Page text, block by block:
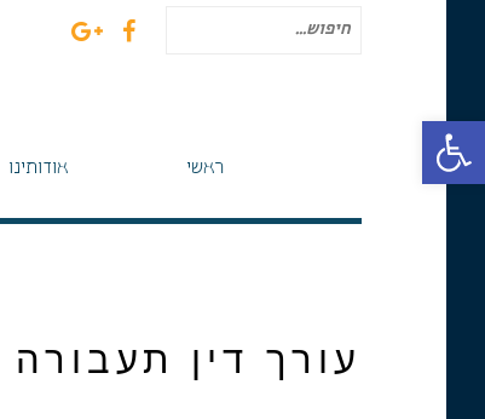
פתח סרגל נגישות
ראשי אודותינו
עורך דין תעבורה